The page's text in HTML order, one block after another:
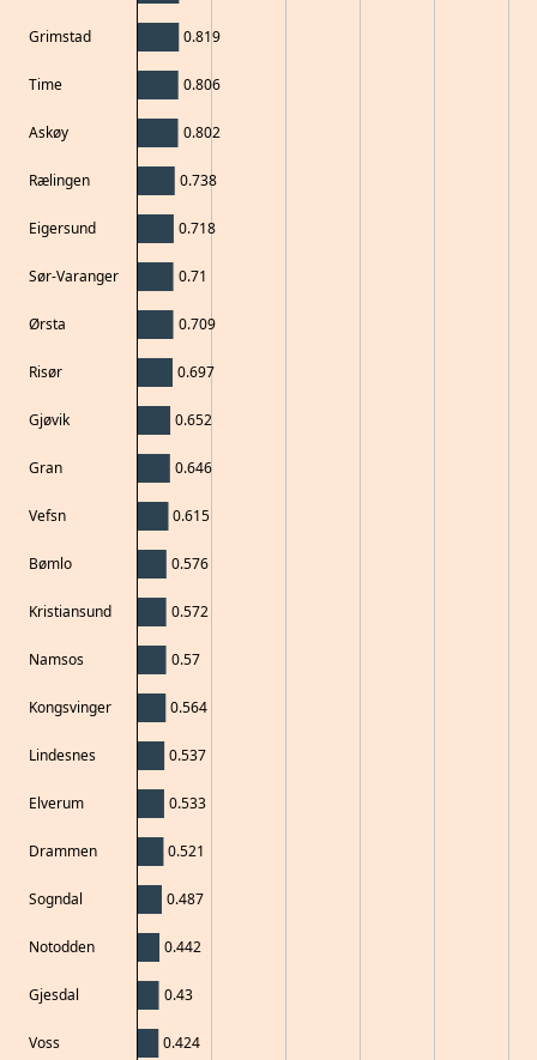
Grimstad
Time
Askøy
Rælingen
Eigersund
Sør-Varanger
Ørsta
Risør
Gjøvik
Gran
Vefsn
Bømlo
Kristiansund
Namsos
Kongsvinger
Lindesnes
Elverum
Drammen
Sogndal
Notodden
Gjesdal
Voss
0.819
0.806
0.802
0.738
0.718
0.71
0.709
0.697
0.652
0.646
0.615
0.576
0.572
0.57
0.564
0.537
0.533
0.521
0.487
0.442
0.43
0.424